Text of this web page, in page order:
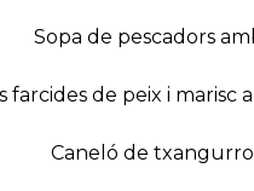
Sopa de pescadors
farcides de peix i marisc
Caneló de